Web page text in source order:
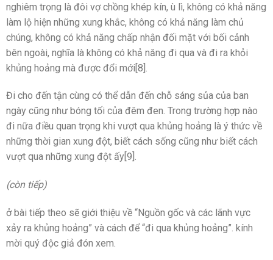
nghiêm trọng là đôi vợ chồng khép kín, ù lì, không có khả năng
làm lộ hiện những xung khắc, không có khả năng làm chủ
chúng, không có khả năng chấp nhận đối mặt với bối cảnh
bên ngoài, nghĩa là không có khả năng đi qua và đi ra khỏi
khủng hoảng mà được đổi mới[8].
Đi cho đến tận cùng có thể dẫn đến chỗ sáng sủa của ban
ngày cũng như bóng tối của đêm đen. Trong trường hợp nào
đi nữa điều quan trọng khi vượt qua khủng hoảng là ý thức về
những thời gian xung đột, biết cách sống cũng như biết cách
vượt qua những xung đột ấy[9].
(còn tiếp)
ở bài tiếp theo sẽ giới thiệu về “Nguồn gốc và các lãnh vực
xảy ra khủng hoảng” và cách để “đi qua khủng hoảng”. kính
mời quý độc giả đón xem.